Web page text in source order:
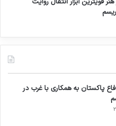
پاکستان به همکاری با غرب در